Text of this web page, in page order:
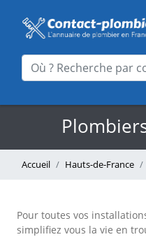
Accueil Hauts-de-France
Pour toutes vos
simplifiez vous la vie en